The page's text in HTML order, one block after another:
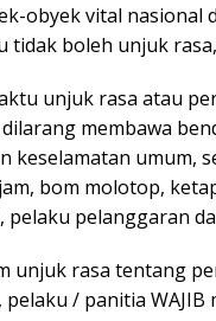
obyek vital nasional
tidak boleh unjuk
unjuk rasa atau
membawa
keselamatan umum,
bom molotop,
pelaku pelanggaran
unjuk rasa tentang
pelaku / panitia